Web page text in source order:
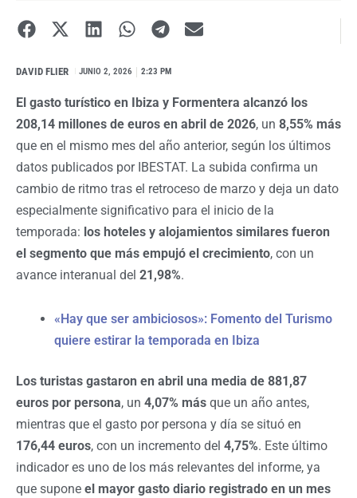
DAVID FLIER JUNIO 2, 2026 2:23 PM
El gasto turístico en Ibiza y Formentera alcanzó los
208,14 millones de euros en abril de 2026, un 8,55% más
que en el mismo mes del año anterior, según los últimos
datos publicados por IBESTAT. La subida confirma un
cambio de ritmo tras el retroceso de marzo y deja un dato
especialmente significativo para el inicio de la
temporada: los hoteles y alojamientos similares fueron
el segmento que más empujó el crecimiento, con un
avance interanual del 21,98%.
«Hay que ser ambiciosos»: Fomento del Turismo
quiere estirar la temporada en Ibiza
Los turistas gastaron en abril una media de 881,87
euros por persona, un 4,07% más que un año antes,
mientras que el gasto por persona y día se situó en
176,44 euros, con un incremento del 4,75%. Este último
indicador es uno de los más relevantes del informe, ya
que supone el mayor gasto diario registrado en un mes